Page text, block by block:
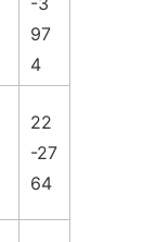
97
4
22
-27
64